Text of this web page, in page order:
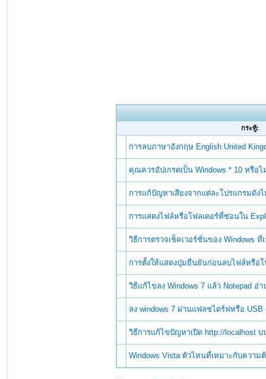
กระทู้:
การลบภาษาอังกฤษ English United
คุณควรอัปเกรดเป็น Windows * 10 หรือไ
การแก้ปัญหาเสียงจากแต่ละโปรแกรมดัง
การแสดงไฟล์หรือโฟลเดอร์ที่ซ่อนใน
วิธีการตรวจเช็คเวอร์ชั่นของ Windows ที่
การตั้งให้แสดงปุ่มยืนยันก่อนลบไฟล์หรือโ
วิธีแก้ไขลง Windows 7 แล้ว Notepad อ่
ลง windows 7 ผ่านแฟลชไดร์ฟหรือ USB
วิธีการแก้ไขปัญหาเปิด http://localhost บ
Windows Vista ตัวไหนที่เหมาะกับความ